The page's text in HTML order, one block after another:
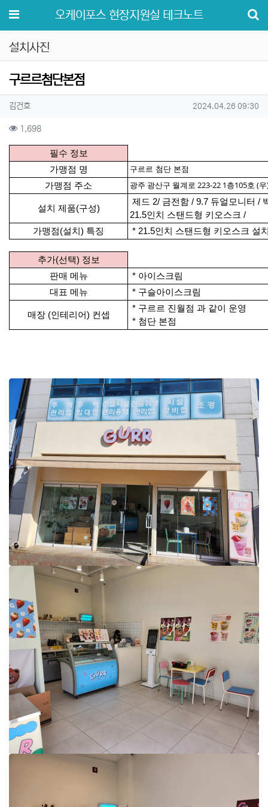
메뉴 오케이포스 현장지원실 테크노트
설치사진
구르르첨단본점
작성자 정보
김건호 작성일
2024.04.26 09:30
컨텐츠 정보
1,698조회
필수 정보
가맹점 명
구르르 첨단 본점
가맹점 주소 광주 광산구 월계로 223-22 1층105호 (
설치 제품(구성)
제드 2/ 금전함 / 9.7 듀얼모니터 /
21.5인치 스탠드형 키오스크 /
가맹점(설치) 특징
* 21.5인치 스탠드형 키오스크 설
추가(선택) 정보
판매 메뉴
* 아이스크림
대표 메뉴
* 구슬아이스크림
매장 (인테리어) 컨셉
* 구르르 진월점 과 같이 운영
* 첨단 본점